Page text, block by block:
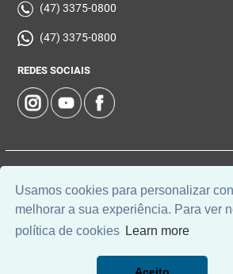
Usamos cookies para personalizar
melhorar a sua experiência. Para ver
política de cookies Learn more
(47) 3375-0800
(47) 3375-0800
REDES SOCIAIS
© 2026 | Imobiliária Jaraguá | CRECI: 5224-
Universal Software.